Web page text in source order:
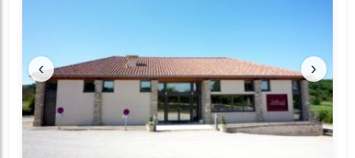
‹ ›